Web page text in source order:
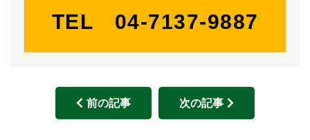
TEL 04-7137-9887
前の記事 次の記事